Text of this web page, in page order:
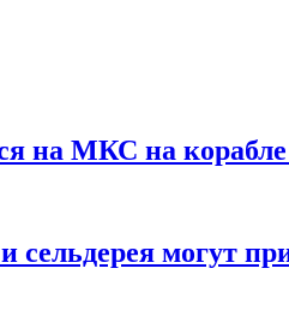
на МКС на
могут